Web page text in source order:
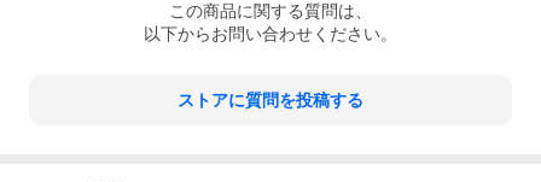
この商品に関する質問は、
以下からお問い合わせください。
ストアに質問を投稿する